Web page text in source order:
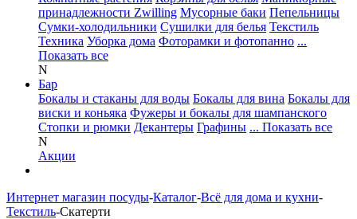
принадлежности Zwilling Мусорные баки Пепельницы
Сумки-холодильники Сушилки для белья Текстиль
Техника Уборка дома Фоторамки и фотопанно ...
Показать все
N
Бар
Бокалы и стаканы для воды Бокалы для вина Бокалы для
виски и коньяка Фужеры и бокалы для шампанского
Стопки и рюмки Декантеры Графины ... Показать все
N
Акции
Интернет магазин посуды-Каталог-Всё для дома и кухни-
Текстиль-Скатерти